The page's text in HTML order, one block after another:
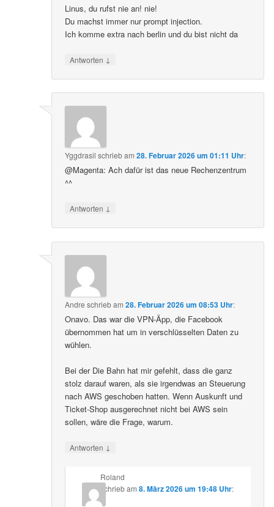
Linus, du rufst nie an! nie!
Du machst immer nur prompt injection.
Ich komme extra nach berlin und du bist nicht da
Antworten ↓
Yggdrasil schriebam28. Februar 2026 um 01:11 Uhr:
@Magenta: Ach dafür ist das neue Rechenzentrum
^^
Antworten ↓
Andre schriebam28. Februar 2026 um 08:53 Uhr:
Onavo. Das war die VPN-Äpp, die Facebook
übernommen hat um in verschlüsselten Daten zu
wühlen.
Bei der Die Bahn hat mir gefehlt, dass die ganz
stolz darauf waren, als sie irgendwas an Steuerung
nach AWS geschoben hatten. Wenn Auskunft und
Ticket-Shop ausgerechnet nicht bei AWS sein
sollen, wäre die Frage, warum.
Antworten ↓
Roland
schriebam 8. März 2026 um 19:48 Uhr: